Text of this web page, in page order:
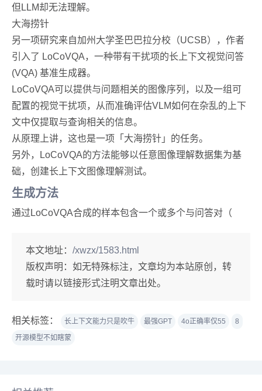
但LLM却无法理解。
大海捞针
另一项研究来自加州大学圣巴巴拉分校（UCSB），作者
引入了 LoCoVQA，一种带有干扰项的长上下文视觉问答
(VQA) 基准生成器。
LoCoVQA可以提供与问题相关的图像序列，以及一组可
配置的视觉干扰项，从而准确评估VLM如何在杂乱的上下
文中仅提取与查询相关的信息。
从原理上讲，这也是一项「大海捞针」的任务。
另外，LoCoVQA的方法能够以任意图像理解数据集为基
础，创建长上下文图像理解测试。
生成方法
通过LoCoVQA合成的样本包含一个或多个与问答对（
本文地址： /xwzx/1583.html
版权声明： 如无特殊标注，文章均为本站原创，转
载时请以链接形式注明文章出处。
相关标签： 长上下文能力只是吹牛 最强GPT 4o正确率仅55
8
开源模型不如瞎蒙